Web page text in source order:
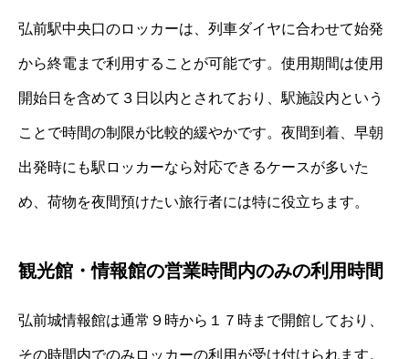
弘前駅中央口のロッカーは、列車ダイヤに合わせて始発
から終電まで利用することが可能です。使用期間は使用
開始日を含めて３日以内とされており、駅施設内という
ことで時間の制限が比較的緩やかです。夜間到着、早朝
出発時にも駅ロッカーなら対応できるケースが多いた
め、荷物を夜間預けたい旅行者には特に役立ちます。
観光館・情報館の営業時間内のみの利用時間
弘前城情報館は通常９時から１７時まで開館しており、
その時間内でのみロッカーの利用が受け付けられます。